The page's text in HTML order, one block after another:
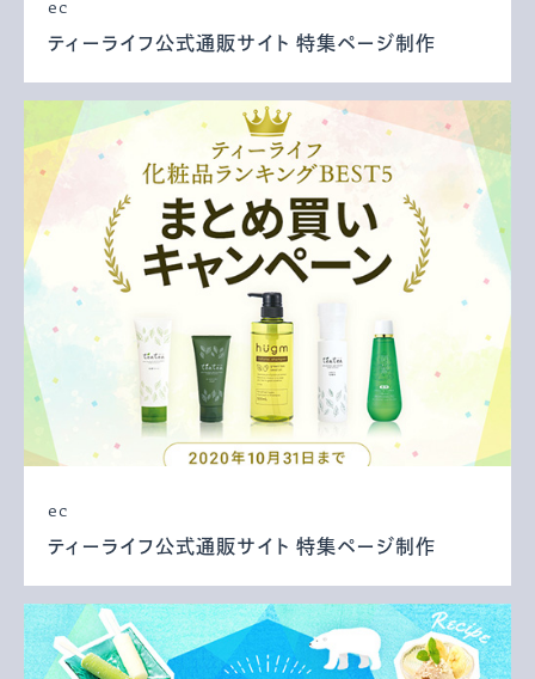
ec
ティーライフ公式通販サイト 特集ページ制作
ec
ティーライフ公式通販サイト 特集ページ制作